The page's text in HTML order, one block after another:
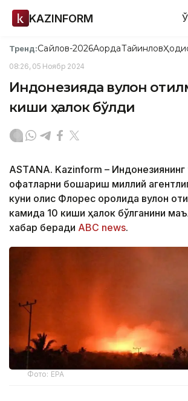
KAZINFORM
Тренд:Сайлов-2026АқордаТайинлов
08:26, 05 Ноябр 2024
Индонезияда вулқон
киши ҳалок бўлди
ASTANA. Kazinform – Индонезиянинг
офатларни бошқариш миллий
куни олис Флорес оролида вулқон
камида 10 киши ҳалок бўлганини
хабар беради ABC news.
Фото: EPA